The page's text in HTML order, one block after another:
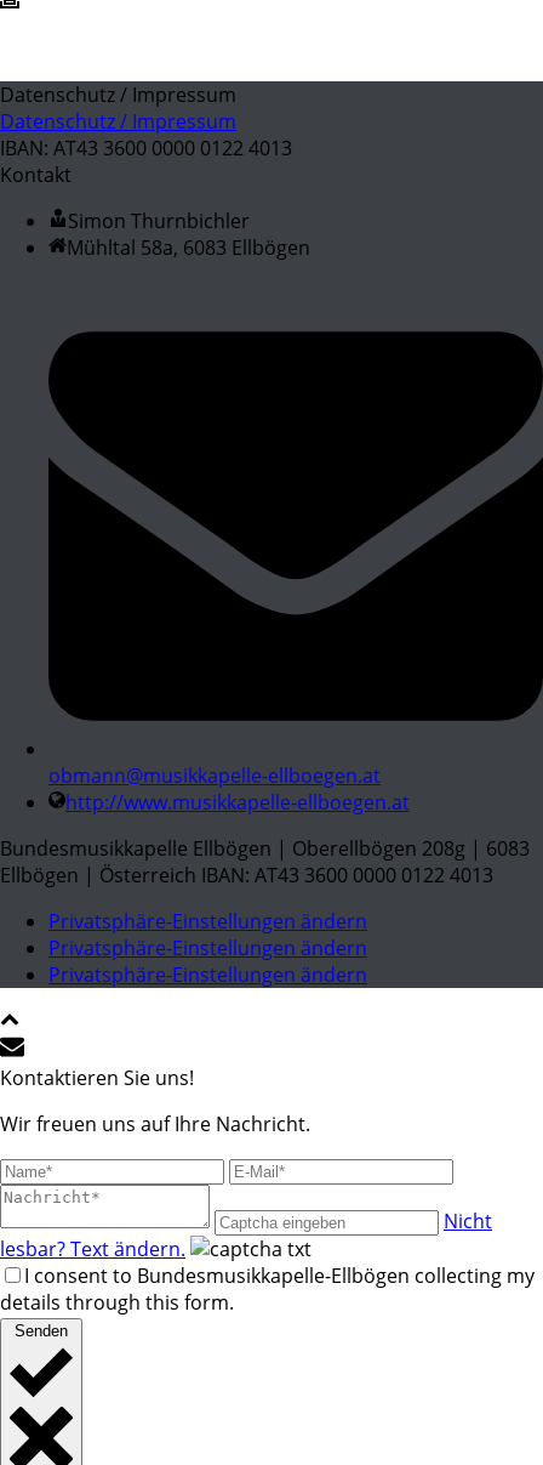
Datenschutz / Impressum
Datenschutz / Impressum
IBAN: AT43 3600 0000 0122 4013
Kontakt
Simon Thurnbichler
Mühltal 58a, 6083 Ellbögen
obmann@musikkapelle-ellboegen.at
http://www.musikkapelle-ellboegen.at
Bundesmusikkapelle Ellbögen | Oberellbögen 208g | 6083
Ellbögen | Österreich IBAN: AT43 3600 0000 0122 4013
Privatsphäre-Einstellungen ändern
Privatsphäre-Einstellungen ändern
Privatsphäre-Einstellungen ändern
Kontaktieren Sie uns!
Wir freuen uns auf Ihre Nachricht.
Nicht
lesbar? Text ändern.
I consent to Bundesmusikkapelle-Ellbögen collecting my
details through this form.
Senden